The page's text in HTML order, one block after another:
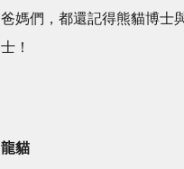
爸媽們，都還記得熊貓博士
士！
龍貓